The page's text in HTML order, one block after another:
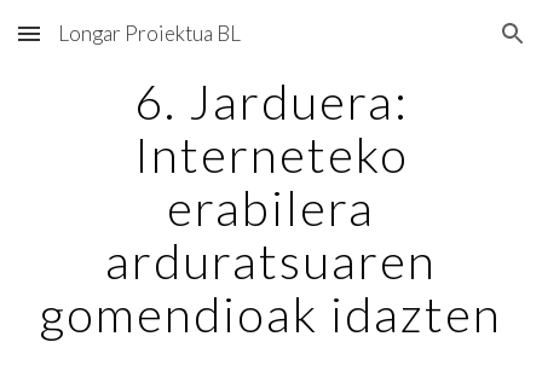
Skip to main content Skip to navigation
Longar Proiektua BL
6. Jarduera:
Interneteko
erabilera
arduratsuaren
gomendioak idazten